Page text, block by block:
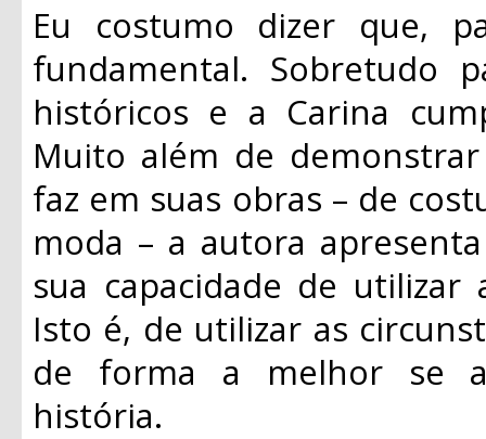
Eu costumo dizer que,
fundamental. Sobretudo
históricos e a Carina
Muito além de
faz em suas obras – de
moda – a autora
sua capacidade de
Isto é, de utilizar as
de forma a melhor se
história.